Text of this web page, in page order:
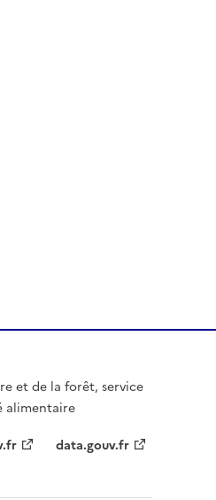
et de la forêt, service
alimentaire
data.gouv.fr